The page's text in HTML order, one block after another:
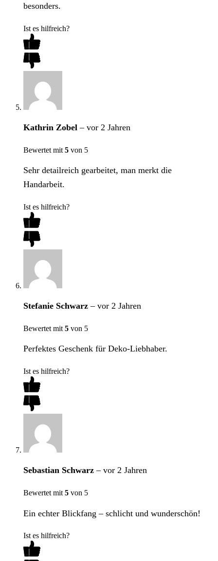
besonders.
Ist es hilfreich?
Kathrin Zobel– vor 2 Jahren
Bewertet mit 5 von 5
Sehr detailreich gearbeitet, man merkt die
Handarbeit.
Ist es hilfreich?
Stefanie Schwarz– vor 2 Jahren
Bewertet mit 5 von 5
Perfektes Geschenk für Deko-Liebhaber.
Ist es hilfreich?
Sebastian Schwarz– vor 2 Jahren
Bewertet mit 5 von 5
Ein echter Blickfang – schlicht und wunderschön!
Ist es hilfreich?